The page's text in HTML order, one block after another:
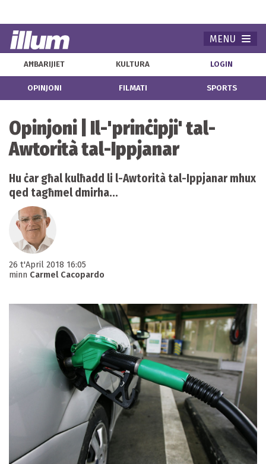
MENU
AĦBARIJIET KULTURA LOGIN
OPINJONI FILMATI SPORTS
Opinjoni | Il-'prinċipji' tal-
Awtorità tal-Ippjanar
Hu ċar għal kulħadd li l-Awtorità tal-Ippjanar mhux
qed tagħmel dmirha...
26 t'April 2018 16:05
minn Carmel Cacopardo